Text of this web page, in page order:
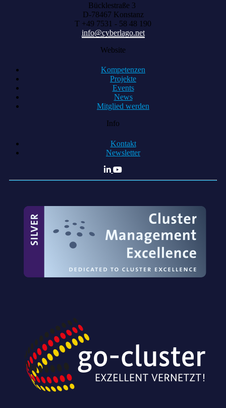
Bücklestraße 3
D-78467 Konstanz
T +49 7531 - 58 48 190
info@cyberlago.net
Website
Kompetenzen
Projekte
Events
News
Mitglied werden
Info
Kontakt
Newsletter